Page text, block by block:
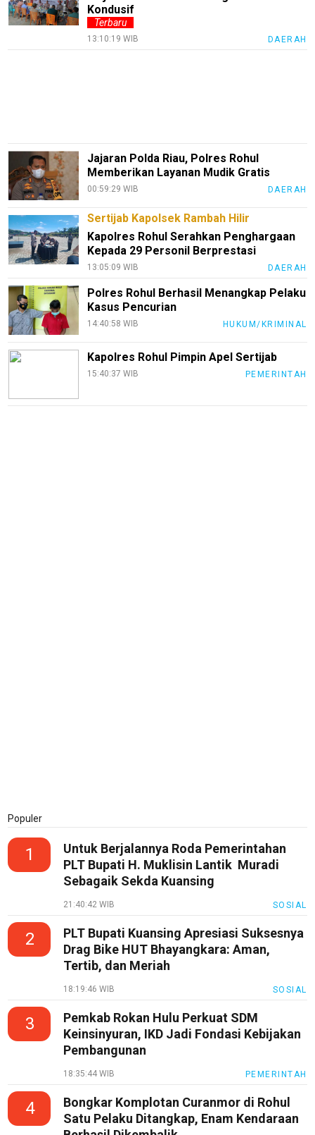
Kondusif
Terbaru
13:10:19 WIB DAERAH
Jajaran Polda Riau, Polres Rohul
Memberikan Layanan Mudik Gratis
00:59:29 WIB DAERAH
Sertijab Kapolsek Rambah Hilir
Kapolres Rohul Serahkan Penghargaan
Kepada 29 Personil Berprestasi
13:05:09 WIB DAERAH
Polres Rohul Berhasil Menangkap Pelaku
Kasus Pencurian
14:40:58 WIB HUKUM/KRIMINAL
Kapolres Rohul Pimpin Apel Sertijab
15:40:37 WIB PEMERINTAH
Populer
1
Untuk Berjalannya Roda Pemerintahan
PLT Bupati H. Muklisin Lantik Muradi
Sebagaik Sekda Kuansing
21:40:42 WIB SOSIAL
2
PLT Bupati Kuansing Apresiasi Suksesnya
Drag Bike HUT Bhayangkara: Aman,
Tertib, dan Meriah
18:19:46 WIB SOSIAL
3
Pemkab Rokan Hulu Perkuat SDM
Keinsinyuran, IKD Jadi Fondasi Kebijakan
Pembangunan
18:35:44 WIB PEMERINTAH
4
Bongkar Komplotan Curanmor di Rohul
Satu Pelaku Ditangkap, Enam Kendaraan
Blog
Guide
EduBudaya
EduStyle
TeknoGame
Economy
Recipes
Loker
InfoKepri
Redaksi
Index
All